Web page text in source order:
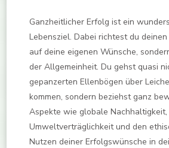
Ganzheitlicher Erfolg ist ein
Lebensziel. Dabei richtest du
auf deine eigenen Wünsche,
der Allgemeinheit. Du gehst quasi
gepanzerten Ellenbögen über
kommen, sondern beziehst ganz
Aspekte wie globale Nachhaltigkeit,
Umweltverträglichkeit und den
Nutzen deiner Erfolgswünsche in